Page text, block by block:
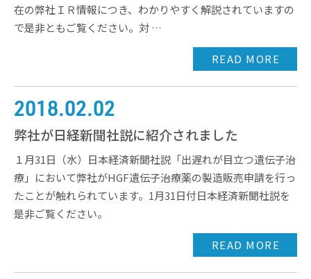
在の弊社ＩＲ情報につき、わかりやすく解説されていますの
で是非ともご覧ください。対 …
READ MORE
2018.02.02
弊社が日経新聞社説に紹介されました
１月31日（水）日本経済新聞社説「出遅れが目立つ遺伝子治
療」において弊社がHGF遺伝子治療薬の製造販売申請を行っ
たことが触れられています。1月31日付日本経済新聞社説を
是非ご覧ください。
READ MORE